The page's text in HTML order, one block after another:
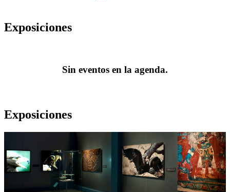
Exposiciones
Sin eventos en la agenda.
Exposiciones